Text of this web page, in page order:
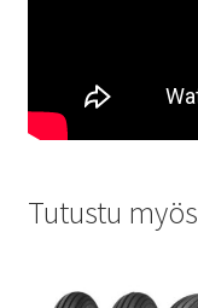
Tutustu myös